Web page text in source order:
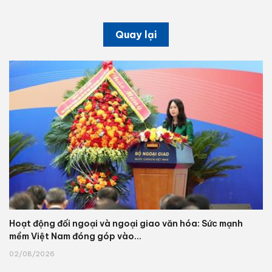
Quay lại
Hoạt động đối ngoại và ngoại giao văn hóa: Sức mạnh
mềm Việt Nam đóng góp vào...
02/08/2026